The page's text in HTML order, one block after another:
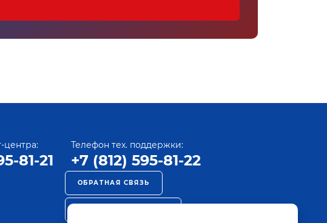
центра:
81-21
Телефон тех. поддержки:
+7 (812) 595-81-22
ОБРАТНАЯ СВЯЗЬ